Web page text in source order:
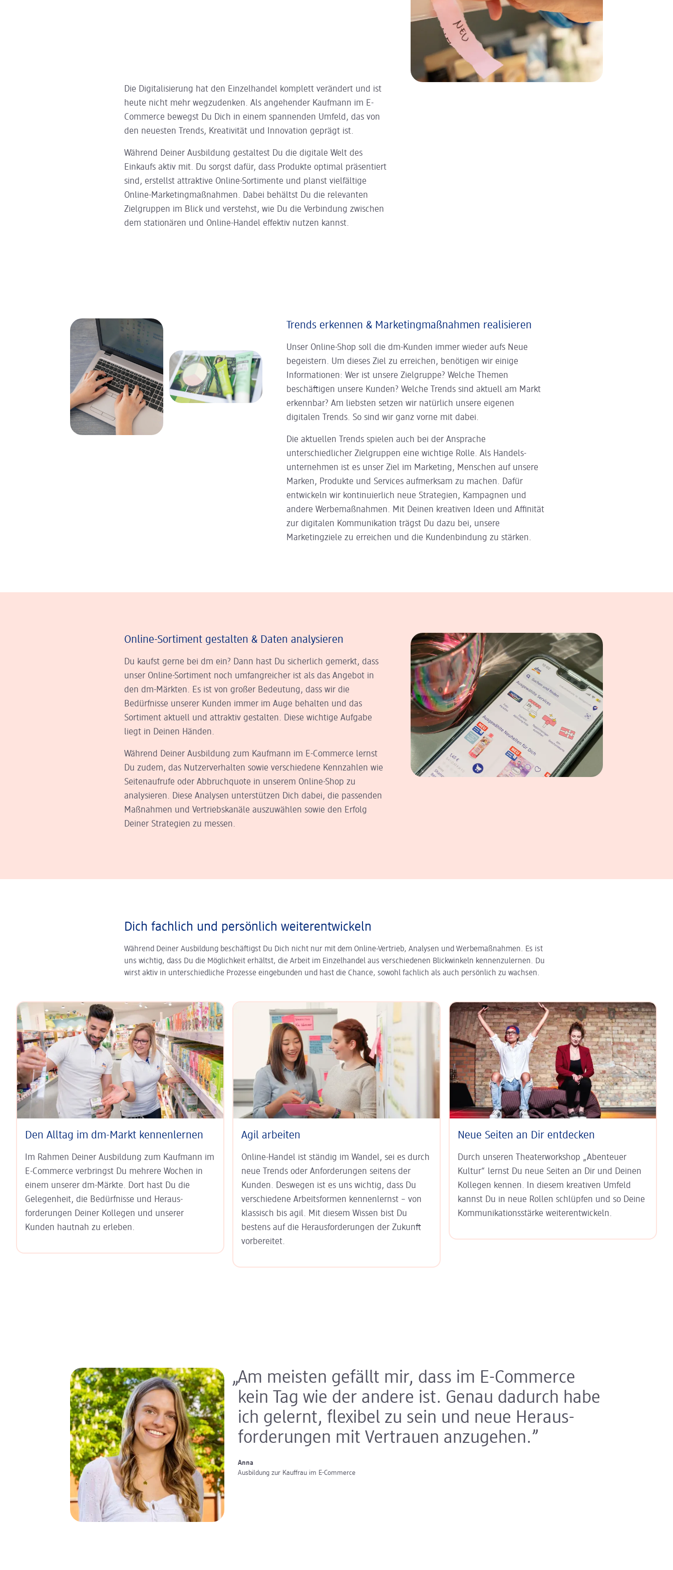
Die Digitalisierung hat den Einzelhandel komplett verändert und ist
heute nicht mehr wegzudenken. Als angehender Kaufmann im E-
Commerce bewegst Du Dich in einem spannenden Umfeld, das von
den neuesten Trends, Kreativität und Innovation geprägt ist.
Während Deiner Ausbildung gestaltest Du die digitale Welt des
Einkaufs aktiv mit. Du sorgst dafür, dass Produkte optimal präsentiert
sind, erstellst attraktive Online-Sortimente und planst vielfältige
Online-Marketingmaßnahmen. Dabei behältst Du die relevanten
Zielgruppen im Blick und verstehst, wie Du die Verbindung zwischen
dem stationären und Online-Handel effektiv nutzen kannst.
Trends erkennen & Marketing­maßnahmen realisieren
Unser Online-Shop soll die dm-Kunden immer wieder aufs Neue
begeistern. Um dieses Ziel zu erreichen, benötigen wir einige
Informationen: Wer ist unsere Zielgruppe? Welche Themen
beschäftigen unsere Kunden? Welche Trends sind aktuell am Markt
erkennbar? Am liebsten setzen wir natürlich unsere eigenen
digitalen Trends. So sind wir ganz vorne mit dabei.
Die aktuellen Trends spielen auch bei der Ansprache
unterschiedlicher Zielgruppen eine wichtige Rolle. Als Handels­
unternehmen ist es unser Ziel im Marketing, Menschen auf unsere
Marken, Produkte und Services aufmerksam zu machen. Dafür
entwickeln wir kontinuierlich neue Strategien, Kampagnen und
andere Werbe­maßnahmen. Mit Deinen kreativen Ideen und Affinität
zur digitalen Kommunikation trägst Du dazu bei, unsere
Marketingziele zu erreichen und die Kundenbindung zu stärken.
Online-Sortiment gestalten & Daten analysieren
Du kaufst gerne bei dm ein? Dann hast Du sicherlich gemerkt, dass
unser Online-Sortiment noch umfangreicher ist als das Angebot in
den dm-Märkten. Es ist von großer Bedeutung, dass wir die
Bedürfnisse unserer Kunden immer im Auge behalten und das
Sortiment aktuell und attraktiv gestalten. Diese wichtige Aufgabe
liegt in Deinen Händen.
Während Deiner Ausbildung zum Kaufmann im E-Commerce lernst
Du zudem, das Nutzerverhalten sowie verschiedene Kennzahlen wie
Seitenaufrufe oder Abbruchquote in unserem Online-Shop zu
analysieren. Diese Analysen unterstützen Dich dabei, die passenden
Maßnahmen und Vertriebskanäle auszuwählen sowie den Erfolg
Deiner Strategien zu messen.
Dich fachlich und persönlich weiterentwickeln
Während Deiner Ausbildung beschäftigst Du Dich nicht nur mit dem Online-Vertrieb, Analysen und Werbemaßnahmen. Es ist
uns wichtig, dass Du die Möglichkeit erhältst, die Arbeit im Einzelhandel aus verschiedenen Blickwinkeln kennenzulernen. Du
wirst aktiv in unterschiedliche Prozesse eingebunden und hast die Chance, sowohl fachlich als auch persönlich zu wachsen.
Den Alltag im dm-Markt kennenlernen
Im Rahmen Deiner Ausbildung zum Kaufmann im
E-Commerce verbringst Du mehrere Wochen in
einem unserer dm-Märkte. Dort hast Du die
Gelegenheit, die Bedürfnisse und Heraus­
forderungen Deiner Kollegen und unserer
Kunden hautnah zu erleben.
Agil arbeiten
Online-Handel ist ständig im Wandel, sei es durch
neue Trends oder Anforderungen seitens der
Kunden. Deswegen ist es uns wichtig, dass Du
verschiedene Arbeits­formen kennenlernst – von
klassisch bis agil. Mit diesem Wissen bist Du
bestens auf die Heraus­forderungen der Zukunft
vorbereitet.
Neue Seiten an Dir entdecken
Durch unseren Theater­workshop „Abenteuer
Kultur“ lernst Du neue Seiten an Dir und Deinen
Kollegen kennen. In diesem kreativen Umfeld
kannst Du in neue Rollen schlüpfen und so Deine
Kommunikations­stärke weiterentwickeln.
Am meisten gefällt mir, dass im E-Commerce
kein Tag wie der andere ist. Genau dadurch habe
ich gelernt, flexibel zu sein und neue Heraus­
forde­rungen mit Vertrauen anzugehen.
Anna
Ausbildung zur Kauffrau im E-Commerce